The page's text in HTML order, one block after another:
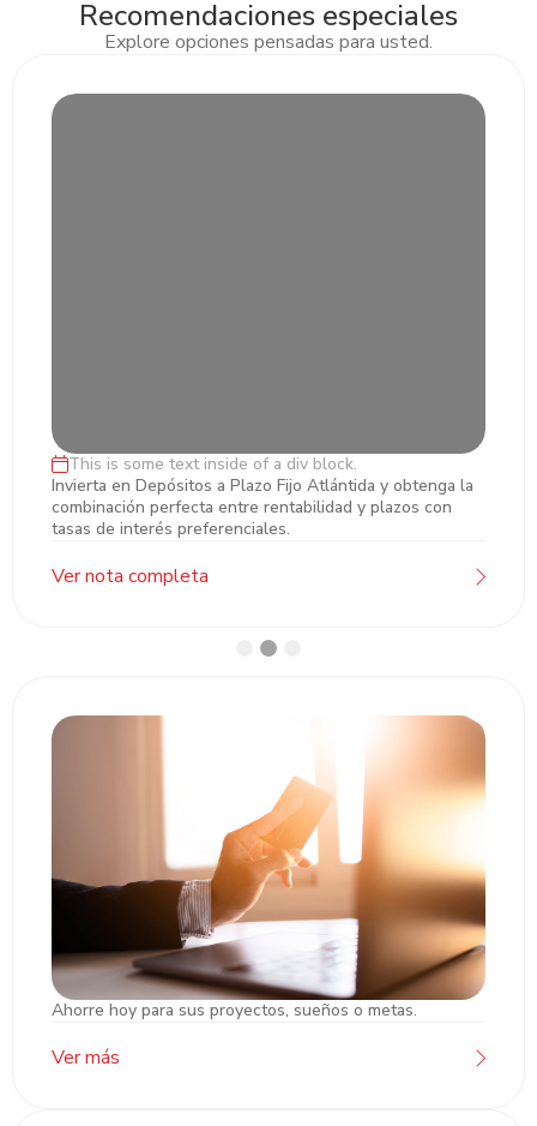
Recomendaciones especiales
Explore opciones pensadas para usted.
Inversiones en Plazo Fijo
This is some text inside of a div block.
Invierta en Depósitos a Plazo Fijo Atlántida y obtenga la
combinación perfecta entre rentabilidad y plazos con
tasas de interés preferenciales.
Ver nota completa
Ahorre hoy para sus proyectos, sueños o metas.
Ver más